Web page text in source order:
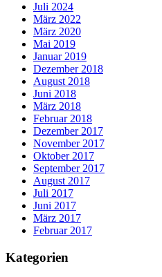
Juli 2024
März 2022
März 2020
Mai 2019
Januar 2019
Dezember 2018
August 2018
Juni 2018
März 2018
Februar 2018
Dezember 2017
November 2017
Oktober 2017
September 2017
August 2017
Juli 2017
Juni 2017
März 2017
Februar 2017
Kategorien